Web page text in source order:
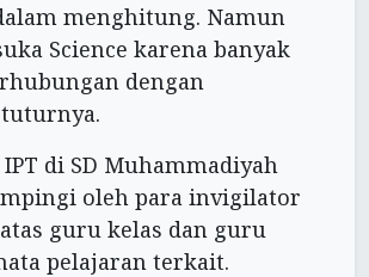
menghitung. Namun
Science karena banyak
dengan
di SD Muhammadiyah
oleh para invigilator
guru kelas dan guru
pelajaran terkait.